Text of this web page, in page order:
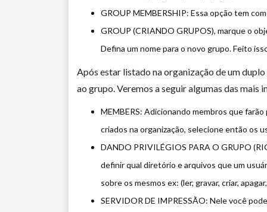
GROUP MEMBERSHIP: Essa opção tem
GROUP (CRIANDO GRUPOS), marque o
Defina um nome para o novo grupo. Feito
Após estar listado na organização de um
ao grupo. Veremos a seguir algumas das mais
MEMBERS: Adicionando membros que
criados na organização, selecione então os
DANDO PRIVILÉGIOS PARA O GRUPO
definir qual diretório e arquivos que um
sobre os mesmos ex: (ler, gravar, criar,
SERVIDOR DE IMPRESSÃO: Nele você